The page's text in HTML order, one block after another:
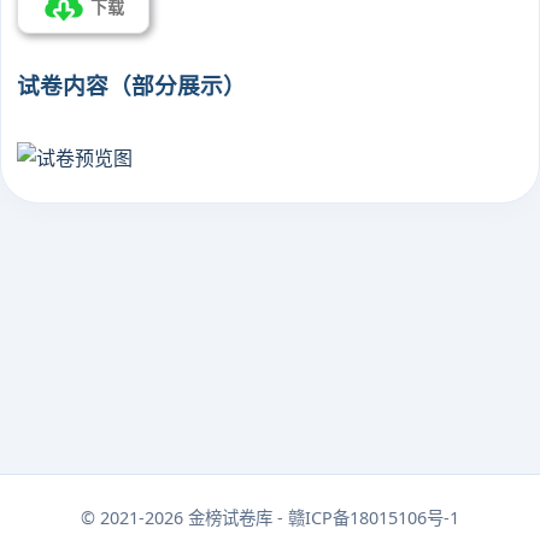
下载
试卷内容（部分展示）
© 2021-2026 金榜试卷库 - 赣ICP备18015106号-1